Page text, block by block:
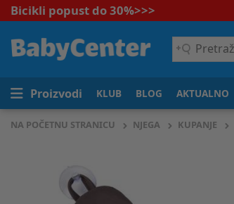
Bicikli popust do 30%>>>
Pretraži
...
Proizvodi KLUB BLOG AKTUALNO
NA POČETNU STRANICU NJEGA KUPANJE